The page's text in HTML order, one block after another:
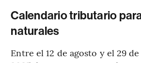
Calendario tributario
naturales
​Entre el 12 de agosto y el 29